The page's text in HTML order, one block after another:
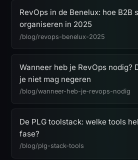
RevOps in de Benelux: hoe B2B
organiseren in 2025
/blog/revops-benelux-2025
Wanneer heb je RevOps nodig?
je niet mag negeren
/blog/wanneer-heb-je-revops-nodig
De PLG toolstack: welke tools
fase?
/blog/plg-stack-tools